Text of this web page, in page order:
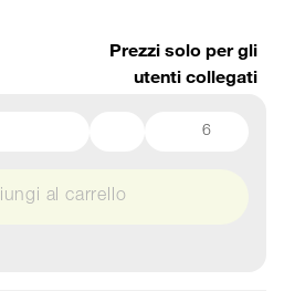
Prezzi solo per gli
utenti collegati
6
al carrello